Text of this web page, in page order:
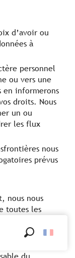
d’avoir ou
à
personnel
ou vers une
en informerons
droits. Nous
un ou
les flux
nous
prévus
nous nous
toutes les
permettant